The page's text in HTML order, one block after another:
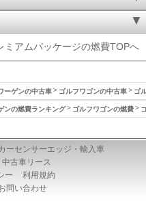
アムパッケージの燃費TOPへ
ーゲンの中古車 ゴルフワゴンの中古車 ゴ
ンの燃費ランキング ゴルフワゴンの燃費
ーセンサーエッジ・輸入車
中古車リース
ー
利用規約
問い合わせ